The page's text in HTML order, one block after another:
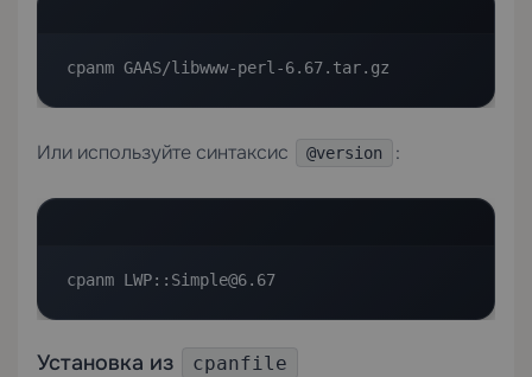
cpanm GAAS/libwww-perl-6.67.tar.gz
Или используйте синтаксис @version :
cpanm LWP::Simple@6.67
Установка из cpanfile